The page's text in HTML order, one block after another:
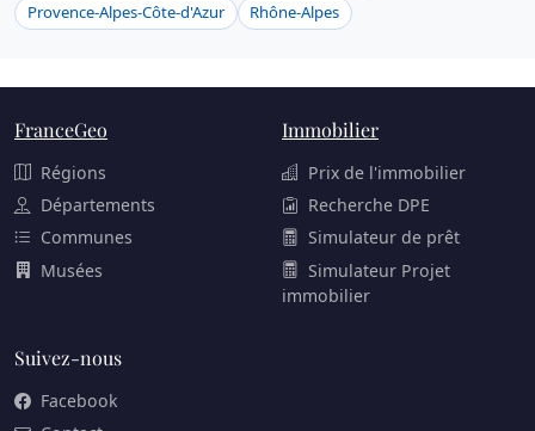
Provence-Alpes-Côte-d'Azur
Rhône-Alpes
FranceGeo
Régions
Départements
Communes
Musées
Immobilier
Prix de l'immobilier
Recherche DPE
Simulateur de prêt
Simulateur Projet
immobilier
Suivez-nous
Facebook